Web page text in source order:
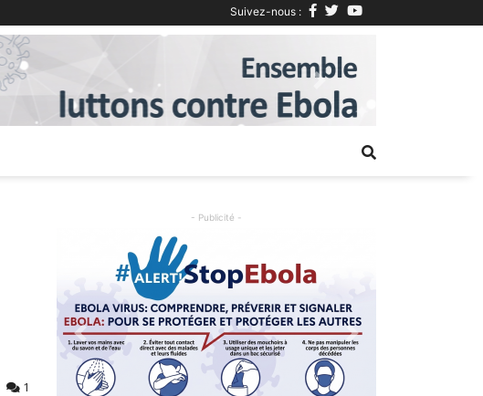
Suivez-nous :
Next
1
- Publicité -
Previous Next